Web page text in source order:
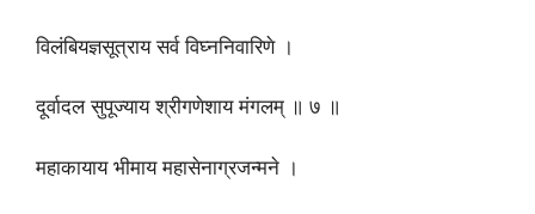
विलंबियज्ञसूत्राय सर्व विघ्ननिवारिणे ।
दूर्वादल सुपूज्याय श्रीगणेशाय मंगलम् ॥ ७ ॥
महाकायाय भीमाय महासेनाग्रजन्मने ।